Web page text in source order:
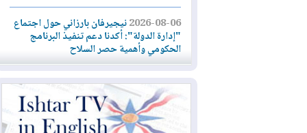
2026-08-06نيجيرفان بارزاني حول اجتماع
"إدارة الدولة": أكدنا دعم تنفيذ البرنامج
الحكومي وأهمية حصر السلاح
2026-08-06ائتلاف ادارة الدولة: من
يقومون بسلوك يهدد امن البلاد خارجون عن
القانون يجب محاربتهم